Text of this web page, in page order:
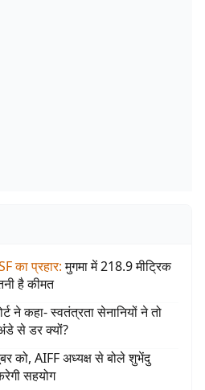
का प्रहार: मुगमा में 218.9 मीट्रिक
है कीमत
ने कहा- स्वतंत्रता सेनानियों ने तो
से डर क्यों?
को, AIFF अध्यक्ष से बोले शुभेंदु
सहयोग